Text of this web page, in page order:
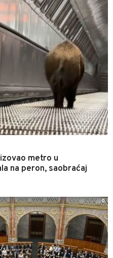
metro u
na peron, saobraćaj
0